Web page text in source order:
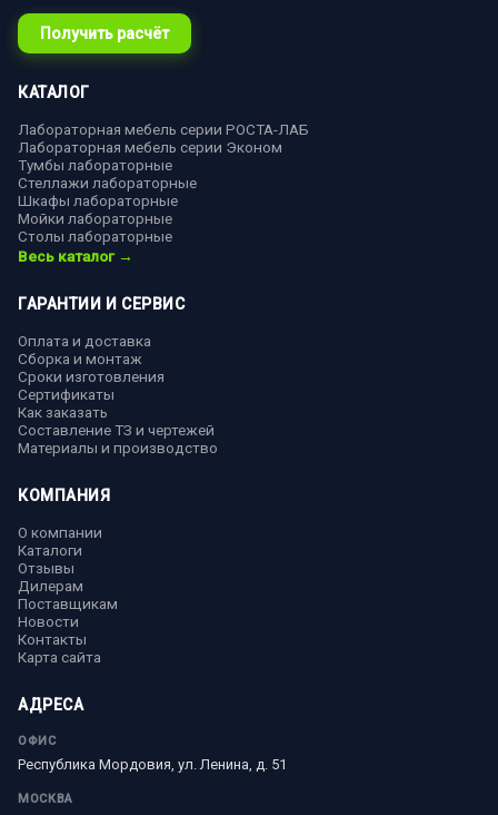
Получить расчёт
КАТАЛОГ
Лабораторная мебель серии РОСТА-ЛАБ
Лабораторная мебель серии Эконом
Тумбы лабораторные
Стеллажи лабораторные
Шкафы лабораторные
Мойки лабораторные
Столы лабораторные
Весь каталог →
ГАРАНТИИ И СЕРВИС
Оплата и доставка
Сборка и монтаж
Сроки изготовления
Сертификаты
Как заказать
Составление ТЗ и чертежей
Материалы и производство
КОМПАНИЯ
О компании
Каталоги
Отзывы
Дилерам
Поставщикам
Новости
Контакты
Карта сайта
АДРЕСА
ОФИС
Республика Мордовия, ул. Ленина, д. 51
МОСКВА